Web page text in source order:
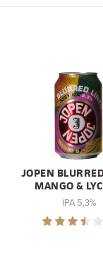
JOPEN
MANGO &
IPA 5,3%